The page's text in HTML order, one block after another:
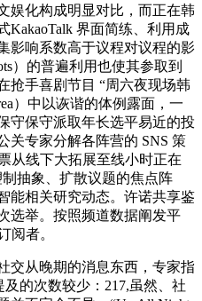
娱化构成明显对比，而正在韩
KakaoTalk 界面简练、利用成
影响系数高于议程对议程的影
）的普遍利用也使其参取到
抢手喜剧节目 “周六夜现场韩
）中以诙谐的体例露面，一
守保守派取年长选平易近的投
关专家分解各阵营的 SNS 策
从线下大拓展至线小时正在
抽象、扩散议题的焦点阵
能相关研究动态。许诺共享鉴
选举。按照频道数据阐发平
阅者。
从晚期的消息东西，专家指
及的次数较少：217,虽然、社